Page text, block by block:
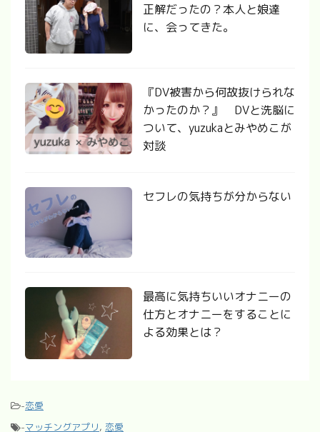
正解だったの？本人と娘達
に、会ってきた。
『DV被害から何故抜けられな
かったのか？』 DVと洗脳に
ついて、yuzukaとみやめこが
対談
セフレの気持ちが分からない
最高に気持ちいいオナニーの
仕方とオナニーをすることに
よる効果とは？
-恋愛
-マッチングアプリ, 恋愛